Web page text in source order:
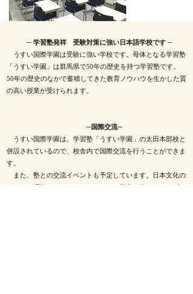
─ 学習塾発祥 受験対策に強い日本語学校です ─
うすい国際学園は受験に強い学校です。母体となる学習塾
「うすい学園」は群馬県で50年の歴史を持つ学習塾です。
50年の歴史のなかで蓄積してきた教育ノウハウを生かした質
の高い授業が受けられます。
─国際交流─
​ うすい国際学園は、学習塾「うすい学園」の太田本部校と
併設されているので、校舎内で国際交流を行うことができま
す。
また、塾との交流イベントも予定しています。日本文化の
さらなる理解や、コミュニケーション能力を楽しくアップさ